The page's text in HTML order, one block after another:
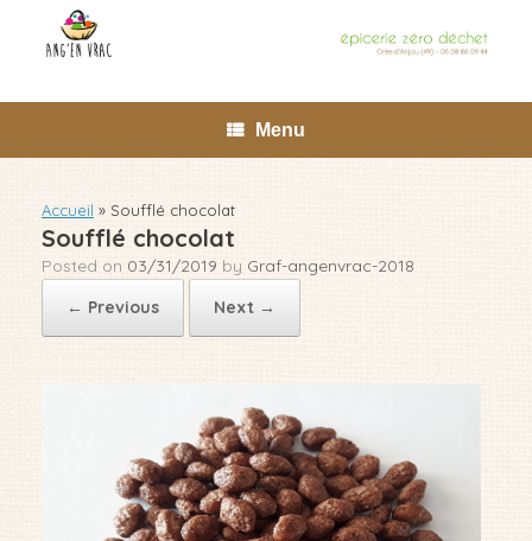
content
Menu
Accueil » Soufflé chocolat
Soufflé chocolat
Posted on 03/31/2019 by Graf-angenvrac-2018
← Previous
Next →